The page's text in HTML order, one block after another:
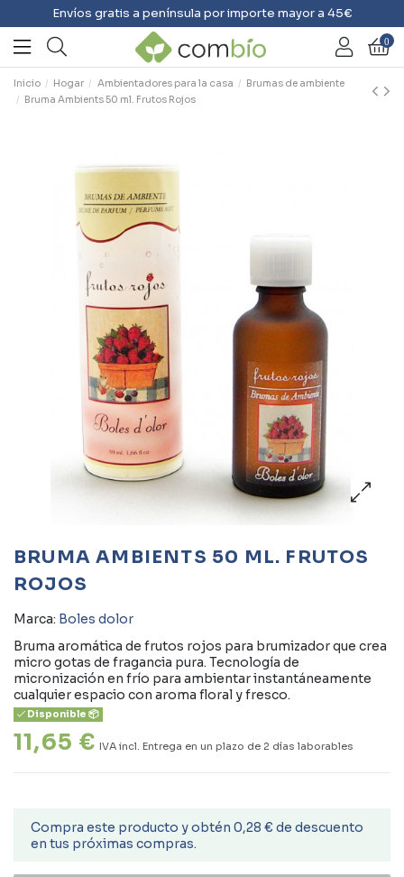
Envíos gratis a península por importe mayor a 45€
0
Inicio Hogar Ambientadores para la casa
Brumas de ambiente
Bruma Ambients 50 ml. Frutos Rojos
BRUMA AMBIENTS 50 ML. FRUTOS
ROJOS
Marca: Boles dolor
Bruma aromática de frutos rojos para brumizador que crea
micro gotas de fragancia pura. Tecnología de
micronización en frío para ambientar instantáneamente
cualquier espacio con aroma floral y fresco.
Disponible 📦
11,65 € IVA incl. Entrega en un plazo de 2 días laborables
Compra este producto y obtén 0,28 € de descuento
en tus próximas compras.